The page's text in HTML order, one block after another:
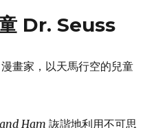
純
不
Dr. Seuss
畫家，以天馬行空的兒童
and Ham詼諧地利用不可思